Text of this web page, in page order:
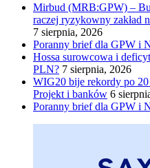
Mirbud (MRB:GPW) –
raczej ryzykowny zakład
7 sierpnia, 2026
Poranny brief dla GPW i
Hossa surowcowa i
PLN? 7 sierpnia, 2026
WIG20 bije rekordy po
Projekt i banków 6
Poranny brief dla GPW i